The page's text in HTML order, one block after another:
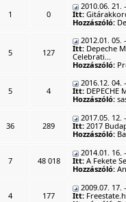
1 0
2010.06. 21.
Itt:
Hozzászóló:
5 127
2012.01. 05.
Itt: Depeche
Celebrati...
Hozzászóló:
5 4
2016.12. 04.
Itt: DEPECHE
Hozzászóló:
36 289
2017.05. 12.
Itt: 2017
Hozzászóló:
7 48 018
2014.01. 16.
Itt: A Fekete
Hozzászóló:
4 177
2009.07. 17.
Itt: